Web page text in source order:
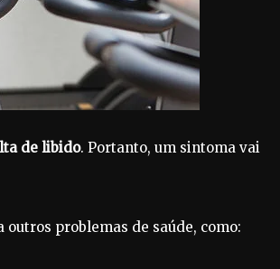
de libido. Portanto, um sintoma vai
problemas de saúde, como: